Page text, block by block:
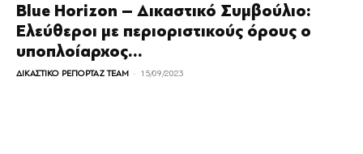
Blue Horizon – Δικαστικό Συμβούλιο:
Ελεύθεροι με περιοριστικούς όρους ο
υποπλοίαρχος...
ΔΙΚΑΣΤΙΚΟ ΡΕΠΟΡΤΑΖ TEAM - 15/09/2023